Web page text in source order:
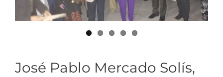
José Pablo Mercado Solís,